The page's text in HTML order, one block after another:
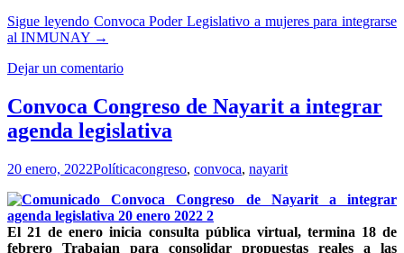
Sigue leyendo Convoca Poder Legislativo a mujeres para integrarse
al INMUNAY →
Dejar un comentario
Convoca Congreso de Nayarit a integrar
agenda legislativa
20 enero, 2022Políticacongreso, convoca, nayarit
El 21 de enero inicia consulta pública virtual, termina 18 de
febrero Trabajan para consolidar propuestas reales a las